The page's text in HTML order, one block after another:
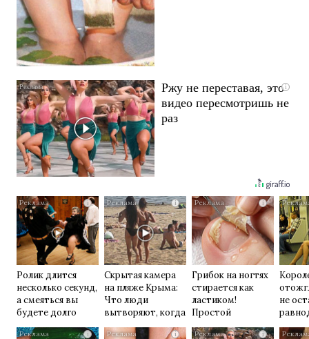
i
Ржу не переставая, это
видео пересмотришь не
раз
i
Ролик длится
несколько секунд,
а смеяться вы
будете долго
i
Скрытая камера
на пляже Крыма:
Что люди
вытворяют, когда
их не видят...
i
Грибок на ногтях
стирается как
ластиком!
Простой
домашний метод
не
i i i